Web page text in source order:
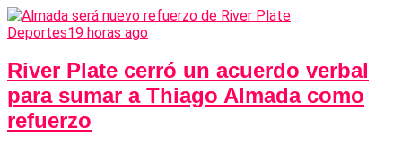
Deportes19 horas ago
River Plate cerró un acuerdo verbal
para sumar a Thiago Almada como
refuerzo